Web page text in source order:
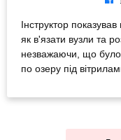
Інструктор
як в'язати вузли та
незважаючи, що було
по озеру під